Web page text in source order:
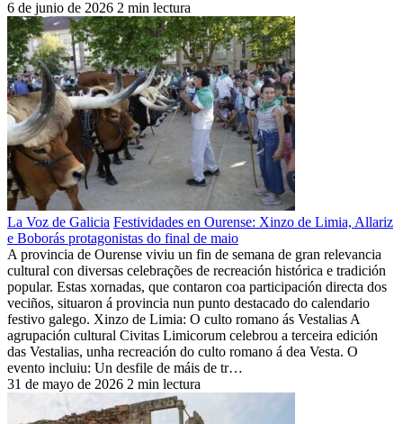
6 de junio de 2026 2 min lectura
La Voz de Galicia Festividades en Ourense: Xinzo de Limia, Allariz
e Boborás protagonistas do final de maio
A provincia de Ourense viviu un fin de semana de gran relevancia
cultural con diversas celebrações de recreación histórica e tradición
popular. Estas xornadas, que contaron coa participación directa dos
veciños, situaron á provincia nun punto destacado do calendario
festivo galego. Xinzo de Limia: O culto romano ás Vestalias A
agrupación cultural Civitas Limicorum celebrou a terceira edición
das Vestalias, unha recreación do culto romano á dea Vesta. O
evento incluiu: Un desfile de máis de tr…
31 de mayo de 2026 2 min lectura